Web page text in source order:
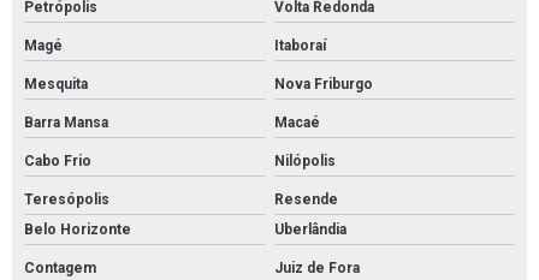
Petrópolis Volta Redonda
Magé Itaboraí
Mesquita Nova Friburgo
Barra Mansa Macaé
Cabo Frio Nilópolis
Teresópolis
Resende
Belo Horizonte
Uberlândia
Contagem Juiz de Fora